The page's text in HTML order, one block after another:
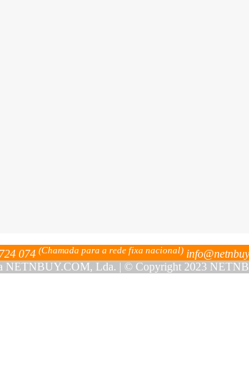
074 (Chamada para a rede fixa nacional)
Lda. | © Copyright 2023